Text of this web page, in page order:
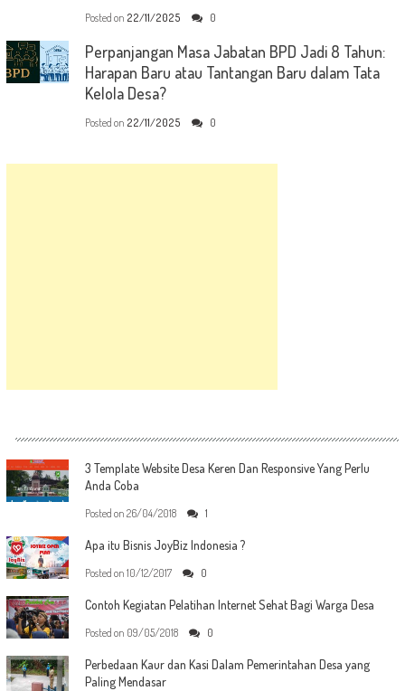
Posted on 22/11/2025 0
Perpanjangan Masa Jabatan BPD Jadi 8 Tahun:
Harapan Baru atau Tantangan Baru dalam Tata
Kelola Desa?
Posted on 22/11/2025 0
3 Template Website Desa Keren Dan Responsive Yang Perlu
Anda Coba
Posted on 26/04/2018 1
Apa itu Bisnis JoyBiz Indonesia ?
Posted on 10/12/2017 0
Contoh Kegiatan Pelatihan Internet Sehat Bagi Warga Desa
Posted on 09/05/2018 0
Perbedaan Kaur dan Kasi Dalam Pemerintahan Desa yang
Paling Mendasar